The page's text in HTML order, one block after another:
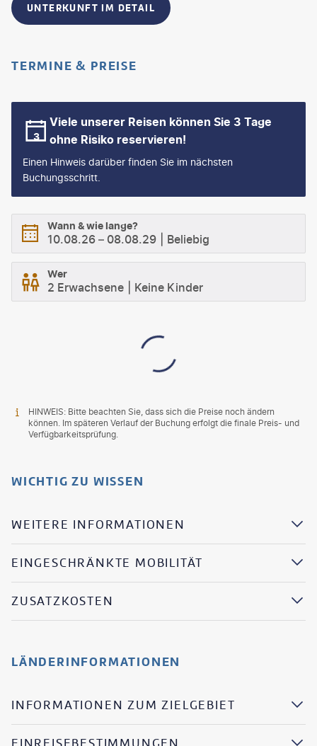
UNTERKUNFT IM DETAIL
TERMINE & PREISE
Viele unserer Reisen können Sie 3 Tage
ohne Risiko reservieren!
Einen Hinweis darüber finden Sie im nächsten
Buchungsschritt.
Wann & wie lange?
10.08.26 – 08.08.29 Beliebig
Wer
2 Erwachsene Keine Kinder
HINWEIS: Bitte beachten Sie, dass sich die Preise noch ändern
können. Im späteren Verlauf der Buchung erfolgt die finale Preis- und
Verfügbarkeitsprüfung.
WICHTIG ZU WISSEN
WEITERE INFORMATIONEN
EINGESCHRÄNKTE MOBILITÄT
ZUSATZKOSTEN
LÄNDERINFORMATIONEN
INFORMATIONEN ZUM ZIELGEBIET